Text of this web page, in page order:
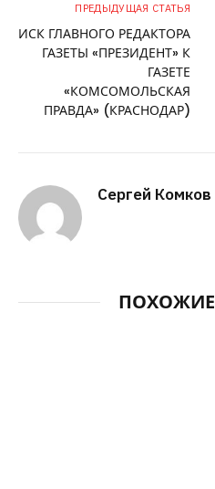
ПРЕДЫДУЩАЯ СТАТЬЯ
ИСК ГЛАВНОГО РЕДАКТОРА
ГАЗЕТЫ «ПРЕЗИДЕНТ» К
ГАЗЕТЕ
«КОМСОМОЛЬСКАЯ
ПРАВДА» (КРАСНОДАР)
Сергей Комков
ПОХОЖИЕ